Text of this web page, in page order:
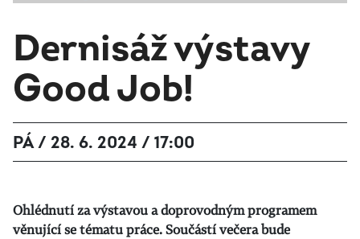
Dernisáž výstavy
Good Job!
PÁ / 28. 6. 2024 / 17:00
Ohlédnutí za výstavou a doprovodným programem
věnující se tématu práce. Součástí večera bude